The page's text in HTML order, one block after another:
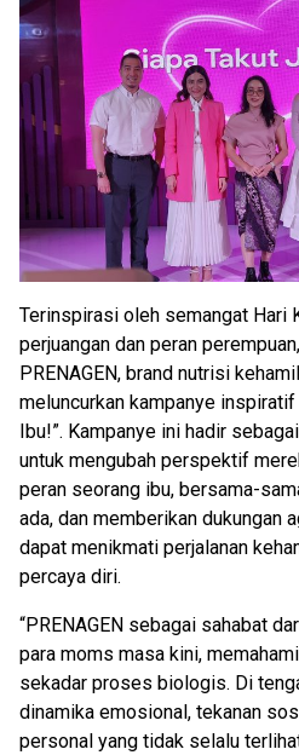
Terinspirasi oleh semangat Hari
perjuangan dan peran
PRENAGEN, brand nutrisi
meluncurkan kampanye
Ibu!”. Kampanye ini hadir
untuk mengubah perspektif
peran seorang ibu, bersama-
ada, dan memberikan dukungan
dapat menikmati perjalanan
percaya diri.
“PRENAGEN sebagai sahabat
para moms masa kini,
sekadar proses biologis. Di
dinamika emosional, tekanan
personal yang tidak selalu